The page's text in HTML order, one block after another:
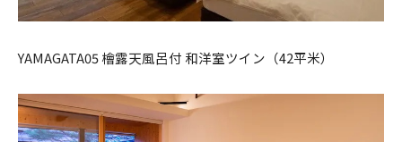
YAMAGATA05 檜露天風呂付 和洋室ツイン（42平米）